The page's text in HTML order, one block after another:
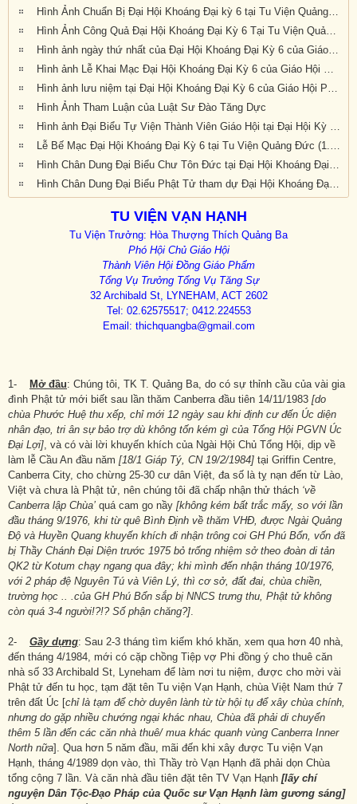
Hình Ảnh Chuẩn Bị Đại Hội Khoáng Đại kỳ 6 tại Tu Viện Quảng Đức, Melbourne, Úc Châu (hình chụp trưa Thứ Sáu, 20-9-2019)
Hình Ảnh Công Quả Đại Hội Khoáng Đại Kỳ 6 Tại Tu Viện Quảng Đức
Hình ảnh ngày thứ nhất của Đại Hội Khoáng Đại Kỳ 6 của Giáo Hội PGVNTNHN tại UĐL-TTL ( Thứ Sáu, ngày 20/09/2019)
Hình ảnh Lễ Khai Mạc Đại Hội Khoáng Đại Kỳ 6 của Giáo Hội Phật Giáo Việt Nam Thống Nhất Hải Ngoại tại Úc Đại Lợi Tân Tây Lan (10.30am Thứ Bảy 21-9-2019)
Hình ảnh lưu niệm tại Đại Hội Khoáng Đại Kỳ 6 của Giáo Hội Phật Giáo Việt Nam Thống Nhất Hải Ngoại tại Úc Đại Lợi Tân Tây Lan (10.30am Thứ Bảy 21-9-2019)
Hình Ảnh Tham Luận của Luật Sư Đào Tăng Dực
Hình ảnh Đại Biểu Tự Viện Thành Viên Giáo Hội tại Đại Hội Kỳ 6 được tổ chức tại Tu Viện Quảng Đức, Melbourne, Victoria, trong 3 ngày 20, 21 và 22 tháng 9 năm 2019
Lễ Bế Mạc Đại Hội Khoáng Đại Kỳ 6 tại Tu Viện Quảng Đức (1.pm-2.30pm, chiều chủ nhật 22-9-2019)
Hình Chân Dung Đại Biểu Chư Tôn Đức tại Đại Hội Khoáng Đại kỳ 6 của Giáo Hội Phật Giáo Việt Nam Thống Nhất Hải Ngoại tại Úc Đại Lợi-Tân Tây Lan, được tổ chức tại Tu Viện Quảng Đức, Melbourne, Victoria, trong 3 ngày 20, 21 và 22 tháng 9 năm 2019
Hình Chân Dung Đại Biểu Phật Tử tham dự Đại Hội Khoáng Đại Kỳ 6 của Giáo Hội Phật Giáo Việt Nam Thống Nhất Hải Ngoại tại Úc Đại Lợi-Tân Tây Lan, được tổ chức tại Tu Viện Quảng Đức, Melbourne, Victoria, trong 3 ngày 20, 21 và 22 tháng 9 năm 2019
TU VIỆN VẠN HẠNH
Tu Viện Trưởng: Hòa Thượng Thích Quảng Ba
Phó Hội Chủ Giáo Hội
Thành Viên Hội Đồng Giáo Phẩm
Tổng Vụ Trưởng Tổng Vụ Tăng Sự
32 Archibald St, LYNEHAM, ACT 2602
Tel: 02.62575517; 0412.224553
Email: thichquangba@gmail.com
1- Mở đầu: Chúng tôi, TK T. Quảng Ba, do có sự thỉnh cầu của vài gia
đình Phật tử mới biết sau lần thăm Canberra đầu tiên 14/11/1983 [do
chùa Phước Huệ thu xếp, chỉ mới 12 ngày sau khi định cư đến Úc diện
nhân đạo, tri ân sự bảo trợ dù không tốn kém gì của Tổng Hội PGVN Úc
Đại Lợi], và có vài lời khuyến khích của Ngài Hội Chủ Tổng Hội, dịp về
làm lễ Cầu An đầu năm [18/1 Giáp Tý, CN 19/2/1984] tại Griffin Centre,
Canberra City, cho chừng 25-30 cư dân Việt, đa số là tỵ nạn đến từ Lào,
Việt và chưa là Phật tử, nên chúng tôi đã chấp nhận thử thách ‘về
Canberra lập Chùa’ quá cam go nầy [không kém bất trắc mấy, so với lần
đầu tháng 9/1976, khi từ quê Bình Định về thăm VHĐ, được Ngài Quảng
Độ và Huyền Quang khuyến khích đi nhận trông coi GH Phú Bổn, vốn đã
bị Thầy Chánh Đại Diện trước 1975 bỏ trống nhiệm sở theo đoàn di tản
QK2 từ Kotum chạy ngang qua đây; khi mình đến nhận tháng 10/1976,
với 2 pháp đệ Nguyên Tú và Viên Lý, thì cơ sở, đất đai, chùa chiền,
trường học .. .của GH Phú Bổn sắp bị NNCS trưng thu, Phật tử không
còn quá 3-4 người!?!? Số phận chăng?].
2- Gầy dựng: Sau 2-3 tháng tìm kiếm khó khăn, xem qua hơn 40 nhà,
đến tháng 4/1984, mới có cặp chồng Tiệp vợ Phi đồng ý cho thuê căn
nhà số 33 Archibald St, Lyneham để làm nơi tu niệm, được cho mời vài
Phật tử đến tu học, tạm đặt tên Tu viện Vạn Hạnh, chùa Việt Nam thứ 7
trên đất Úc [chỉ là tạm để chờ duyên lành từ từ hội tụ để xây chùa chính,
nhưng do gặp nhiều chướng ngại khác nhau, Chùa đã phải di chuyển
thêm 5 lần đến các căn nhà thuê/ mua khác quanh vùng Canberra Inner
North nữa]. Qua hơn 5 năm đầu, mãi đến khi xây được Tu viện Vạn
Hạnh, tháng 4/1989 dọn vào, thì Thầy trò Vạn Hạnh đã phải dọn Chùa
tổng cộng 7 lần. Và căn nhà đầu tiên đặt tên TV Vạn Hạnh [lấy chí
nguyện Dân Tộc-Đạo Pháp của Quốc sư Vạn Hạnh làm gương sáng]